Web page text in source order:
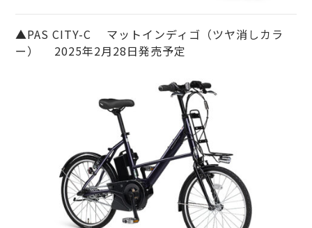
▲PAS CITY-C マットインディゴ（ツヤ消しカラ
ー） 2025年2月28日発売予定